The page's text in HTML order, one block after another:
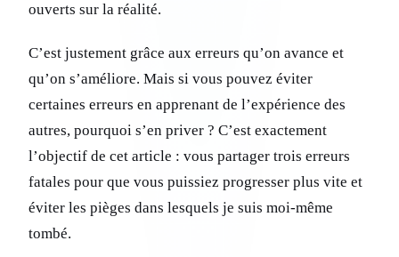
ouverts sur la réalité.
C’est justement grâce aux erreurs qu’on avance et
qu’on s’améliore. Mais si vous pouvez éviter
certaines erreurs en apprenant de l’expérience des
autres, pourquoi s’en priver ? C’est exactement
l’objectif de cet article : vous partager trois erreurs
fatales pour que vous puissiez progresser plus vite et
éviter les pièges dans lesquels je suis moi-même
tombé.